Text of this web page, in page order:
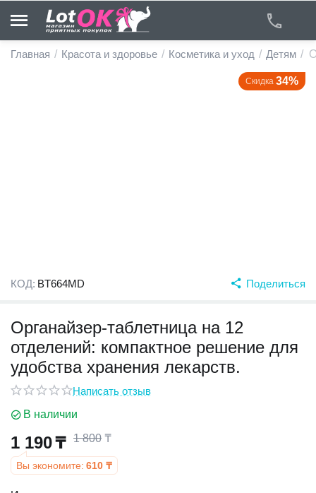
Главная / Красота и здоровье / Косметика и уход / Детям /
Скидка 34%
КОД: BT664MD Поделиться
Органайзер-таблетница на 12
отделений: компактное решение для
удобства хранения лекарств.
Написать отзыв
В наличии
1 190₸ 1 800 ₸
Вы экономите: 610 ₸